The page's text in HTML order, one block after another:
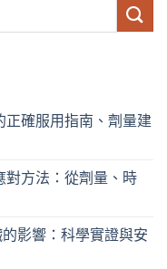
正確服用指南、劑量建
對方法：從劑量、時
影響：科學實證與安